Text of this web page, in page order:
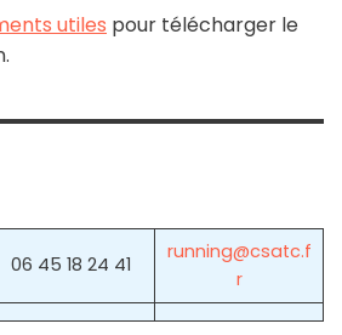
utiles pour télécharger le
06 45 18 24 41
running@csatc.f
r